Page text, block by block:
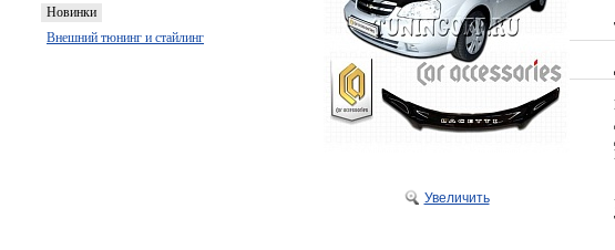
Новинки
Внешний тюнинг и стайлинг
Увеличить